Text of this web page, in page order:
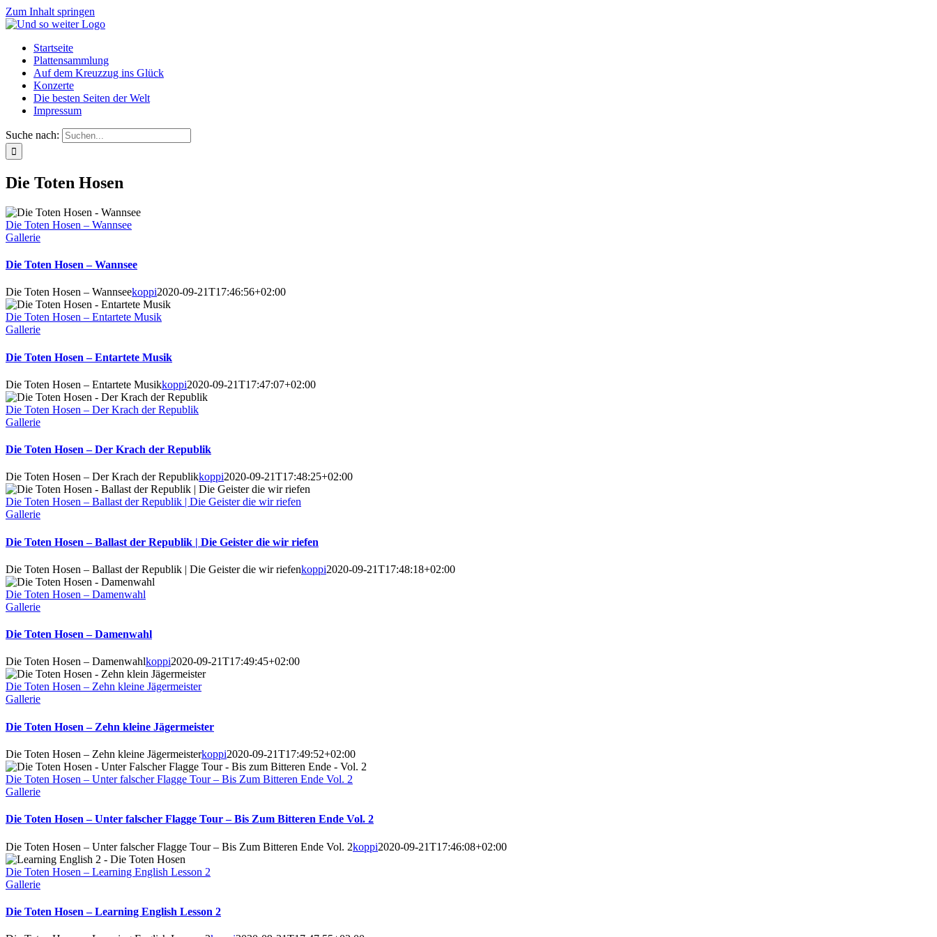
Zum Inhalt springen
Startseite
Plattensammlung
Auf dem Kreuzzug ins Glück
Konzerte
Die besten Seiten der Welt
Impressum
Suche nach:
Die Toten Hosen
Die Toten Hosen – Wannsee
Gallerie
Die Toten Hosen – Wannsee
Die Toten Hosen – Wannseekoppi2020-09-21T17:46:56+02:00
Die Toten Hosen – Entartete Musik
Gallerie
Die Toten Hosen – Entartete Musik
Die Toten Hosen – Entartete Musikkoppi2020-09-21T17:47:07+02:00
Die Toten Hosen – Der Krach der Republik
Gallerie
Die Toten Hosen – Der Krach der Republik
Die Toten Hosen – Der Krach der Republikkoppi2020-09-21T17:48:25+02:00
Die Toten Hosen – Ballast der Republik | Die Geister die wir riefen
Gallerie
Die Toten Hosen – Ballast der Republik | Die Geister die wir riefen
Die Toten Hosen – Ballast der Republik | Die Geister die wir riefenkoppi2020-09-21T17:48:18+02:00
Die Toten Hosen – Damenwahl
Gallerie
Die Toten Hosen – Damenwahl
Die Toten Hosen – Damenwahlkoppi2020-09-21T17:49:45+02:00
Die Toten Hosen – Zehn kleine Jägermeister
Gallerie
Die Toten Hosen – Zehn kleine Jägermeister
Die Toten Hosen – Zehn kleine Jägermeisterkoppi2020-09-21T17:49:52+02:00
Die Toten Hosen – Unter falscher Flagge Tour – Bis Zum Bitteren Ende Vol. 2
Gallerie
Die Toten Hosen – Unter falscher Flagge Tour – Bis Zum Bitteren Ende Vol. 2
Die Toten Hosen – Unter falscher Flagge Tour – Bis Zum Bitteren Ende Vol. 2koppi2020-09-21T17:46:08+02:00
Die Toten Hosen – Learning English Lesson 2
Gallerie
Die Toten Hosen – Learning English Lesson 2